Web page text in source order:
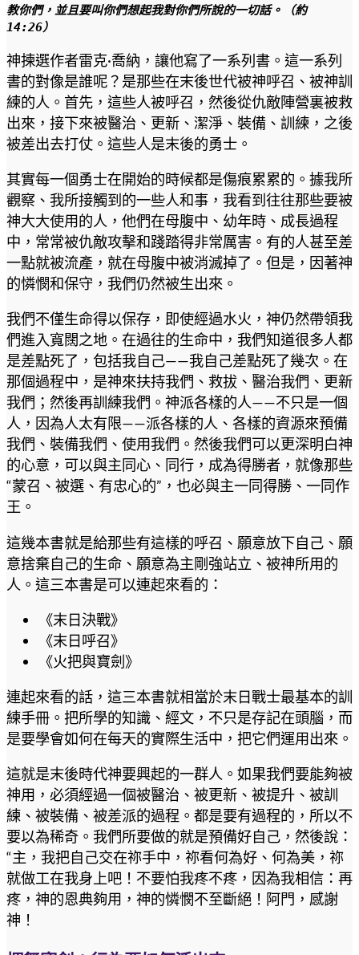
教你們，並且要叫你們想起我對你們所說的一切話。（約
14:26）
神揀選作者雷克·喬納，讓他寫了一系列書。這一系列
書的對像是誰呢？是那些在末後世代被神呼召、被神訓
練的人。首先，這些人被呼召，然後從仇敵陣營裏被救
出來，接下來被醫治、更新、潔淨、裝備、訓練，之後
被差出去打仗。這些人是末後的勇士。
其實每一個勇士在開始的時候都是傷痕累累的。據我所
觀察、我所接觸到的一些人和事，我看到往往那些要被
神大大使用的人，他們在母腹中、幼年時、成長過程
中，常常被仇敵攻擊和踐踏得非常厲害。有的人甚至差
一點就被流產，就在母腹中被消滅掉了。但是，因著神
的憐憫和保守，我們仍然被生出來。
我們不僅生命得以保存，即使經過水火，神仍然帶領我
們進入寬闊之地。在過往的生命中，我們知道很多人都
是差點死了，包括我自己——我自己差點死了幾次。在
那個過程中，是神來扶持我們、救拔、醫治我們、更新
我們；然後再訓練我們。神派各樣的人——不只是一個
人，因為人太有限——派各樣的人、各樣的資源來預備
我們、裝備我們、使用我們。然後我們可以更深明白神
的心意，可以與主同心、同行，成為得勝者，就像那些
“蒙召、被選、有忠心的”，也必與主一同得勝、一同作
王。
這幾本書就是給那些有這樣的呼召、願意放下自己、願
意捨棄自己的生命、願意為主剛強站立、被神所用的
人。這三本書是可以連起來看的：
《末日決戰》
《末日呼召》
《火把與寶劍》
連起來看的話，這三本書就相當於末日戰士最基本的訓
練手冊。把所學的知識、經文，不只是存記在頭腦，而
是要學會如何在每天的實際生活中，把它們運用出來。
這就是末後時代神要興起的一群人。如果我們要能夠被
神用，必須經過一個被醫治、被更新、被提升、被訓
練、被裝備、被差派的過程。都是要有過程的，所以不
要以為稀奇。我們所要做的就是預備好自己，然後說：
“主，我把自己交在祢手中，祢看何為好、何為美，祢
就做工在我身上吧！不要怕我疼不疼，因為我相信：再
疼，神的恩典夠用，神的憐憫不至斷絕！阿門，感謝
神！